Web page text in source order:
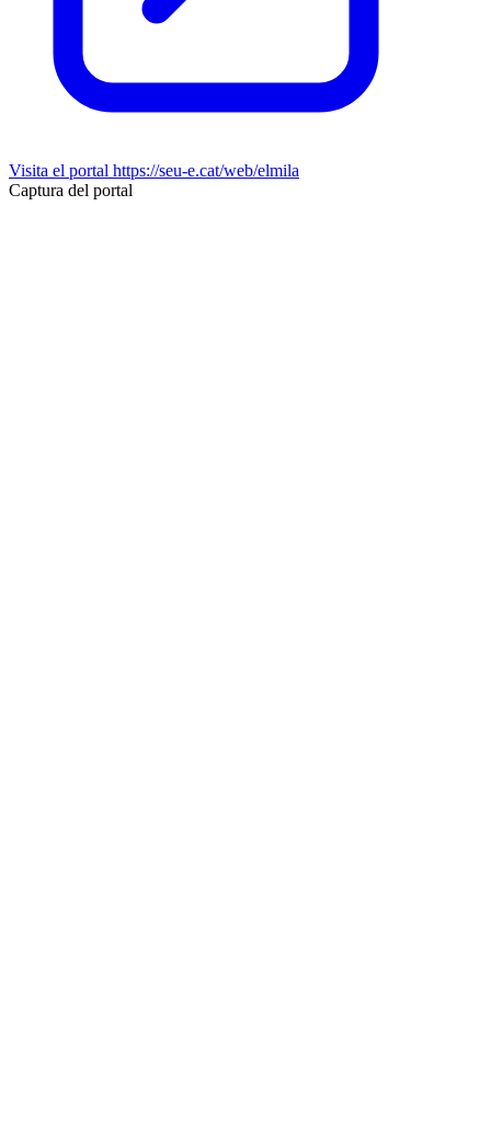
Visita el portal https://seu-e.cat/web/elmila
Captura del portal